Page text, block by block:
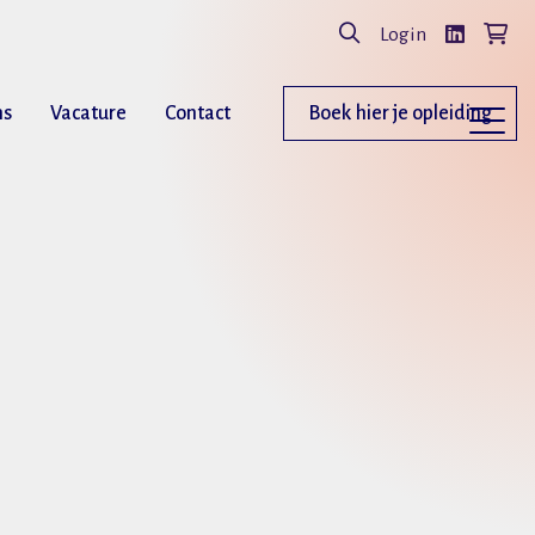
Login
Vacature Contact Boek hier je opleiding